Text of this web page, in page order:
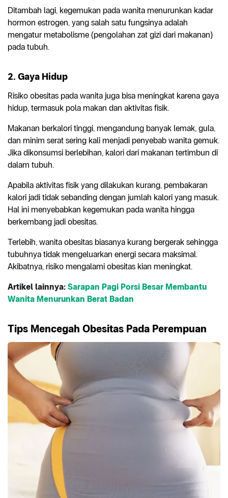
Ditambah lagi, kegemukan pada wanita menurunkan kadar
hormon estrogen, yang salah satu fungsinya adalah
mengatur metabolisme (pengolahan zat gizi dari makanan)
pada tubuh.
2. Gaya Hidup
Risiko obesitas pada wanita juga bisa meningkat karena gaya
hidup, termasuk pola makan dan aktivitas fisik.
Makanan berkalori tinggi, mengandung banyak lemak, gula,
dan minim serat sering kali menjadi penyebab wanita gemuk.
Jika dikonsumsi berlebihan, kalori dari makanan tertimbun di
dalam tubuh.
Apabila aktivitas fisik yang dilakukan kurang, pembakaran
kalori jadi tidak sebanding dengan jumlah kalori yang masuk.
Hal ini menyebabkan kegemukan pada wanita hingga
berkembang jadi obesitas.
Terlebih, wanita obesitas biasanya kurang bergerak sehingga
tubuhnya tidak mengeluarkan energi secara maksimal.
Akibatnya, risiko mengalami obesitas kian meningkat.
Artikel lainnya: Sarapan Pagi Porsi Besar Membantu
Wanita Menurunkan Berat Badan
Tips Mencegah Obesitas Pada Perempuan